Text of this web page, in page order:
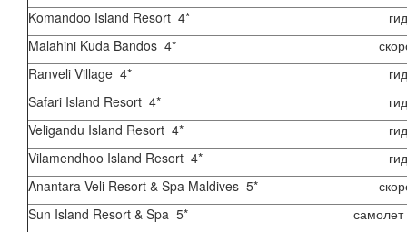
Komandoo Island Resort 4*
Malahini Kuda Bandos 4*
Ranveli Village 4*
Safari Island Resort 4*
Veligandu Island Resort 4*
Vilamendhoo Island Resort 4*
Anantara Veli Resort & Spa Maldives 5*
Sun Island Resort & Spa 5*